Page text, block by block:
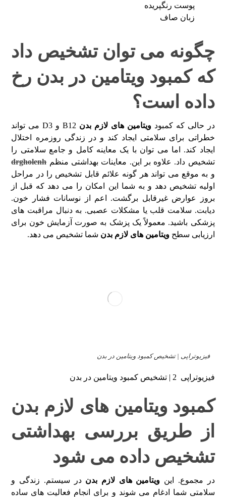
پوست رنگپریده
زبان صاف
چگونه می توان تشخیص داد
که کمبود ویتامین در بدن رخ
داده است؟
در حالی که کمبودویتامین های لازم بدن
B12 و D3 می تواند
خطراتی برای سلامتی ایجاد کند و در زندگی روزمره اختلال
ایجاد کند. اما می توان با یک معاینه کامل و جامع سلامتی را
تشخیص داد. علاوه بر این. معاینات بهداشتی منظمdrgholenh
و به موقع می تواند هر گونه علائم قابل تشخیص را در مراحل
اولیه تشخیص دهد و به شما این امکان را می دهد که قبل از
بروز عوارض غیرقابل برگشت. اعم از نوسانات فشار خون.
دیابت. سلامت قلب یا مشکلات عصبی. به دنبال مراقبت های
پزشکی باشید. معمولاً یک پزشک به صورت آزمایش خون برای
ارزیابی سطحویتامین های لازم بدن شما تشخیص می دهد.
فیزیوتراپی | تشخیص کمبود ویتامین در بدن
فیزیوتراپی 2 | تشخیص کمبود ویتامین در بدن
کمبود ویتامین های لازم بدن
از طریق بررسی بهداشتی
تشخیص داده می شود
در مجموع. این ویتامین های لازم بدن در سیستم. زندگی و
سلامتی شما ادغام می شوند و برای انجام فعالیت های ساده